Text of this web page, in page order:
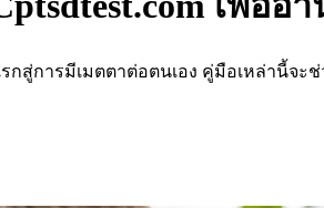
กสู่การมีเมตตาต่อตนเอง คู่มือเหล่านี้จะ